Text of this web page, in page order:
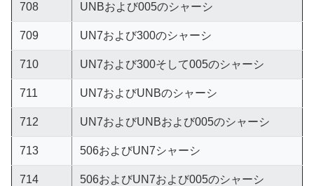
708 UNBおよび005のシャーシ
709 UN7および300のシャーシ
710 UN7および300そして005のシャーシ
711 UN7およびUNBのシャーシ
712 UN7およびUNBおよび005のシャーシ
713 506およびUN7シャーシ
714 506およびUN7および005のシャーシ